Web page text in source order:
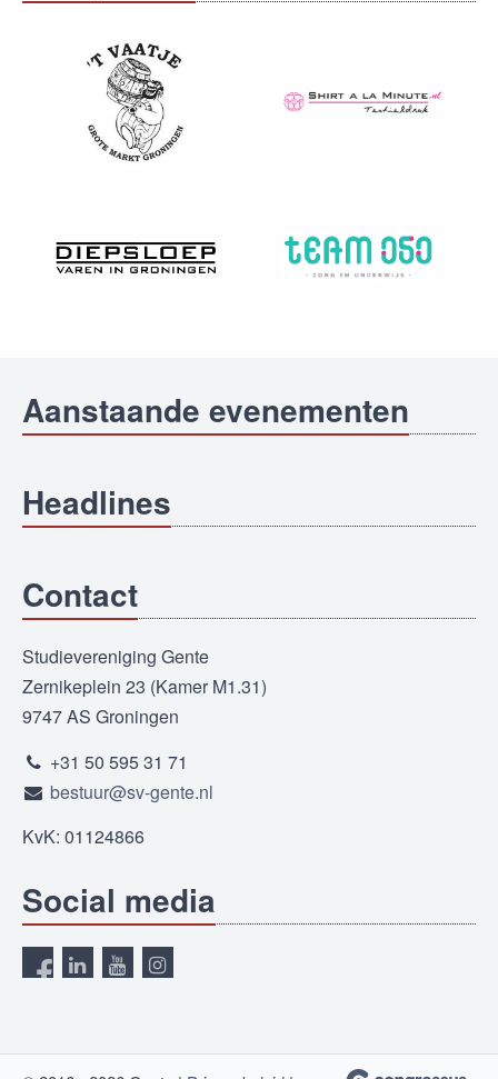
Aanstaande evenementen
Headlines
Contact
Studievereniging Gente
Zernikeplein 23 (Kamer M1.31)
9747 AS Groningen
+31 50 595 31 71
bestuur@sv-gente.nl
KvK: 01124866
Social media